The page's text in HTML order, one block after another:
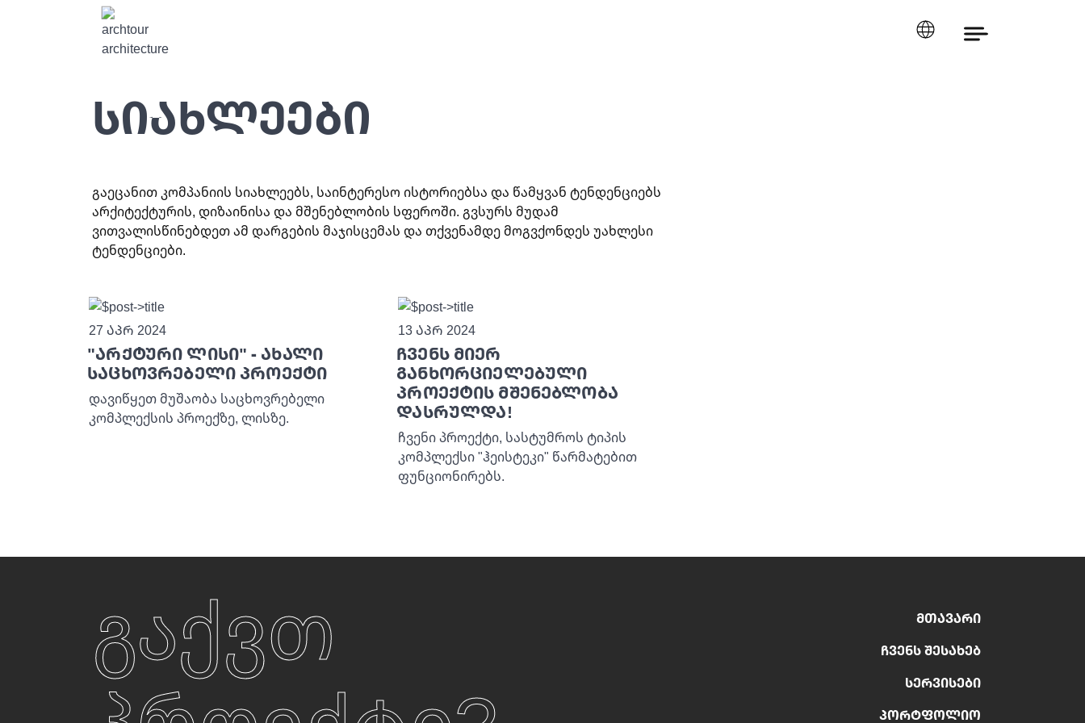
სიახლეები
გაეცანით კომპანიის სიახლეებს, საინტერესო ისტორიებსა და წამყვან ტენდენციებს
არქიტექტურის, დიზაინისა და მშენებლობის სფეროში. გვსურს მუდამ
ვითვალისწინებდეთ ამ დარგების მაჯისცემას და თქვენამდე მოგვქონდეს უახლესი
ტენდენციები.
27 აპრ 2024
"არქტური ლისი" - ახალი
საცხოვრებელი პროექტი
დავიწყეთ მუშაობა საცხოვრებელი
კომპლექსის პროექზე, ლისზე.
13 აპრ 2024
ჩვენს მიერ
განხორციელებული
პროექტის მშენებლობა
დასრულდა!
ჩვენი პროექტი, სასტუმროს ტიპის
კომპლექსი "ჰეისტეკი" წარმატებით
ფუნციონირებს.
გაქვთ
ᲛᲗᲐᲕᲐᲠᲘ
ᲩᲕᲔᲜᲡ ᲨᲔᲡᲐᲮᲔᲑ
ᲡᲔᲠᲕᲘᲡᲔᲑᲘ
ᲞᲝᲠᲢᲤᲝᲚᲘᲝ